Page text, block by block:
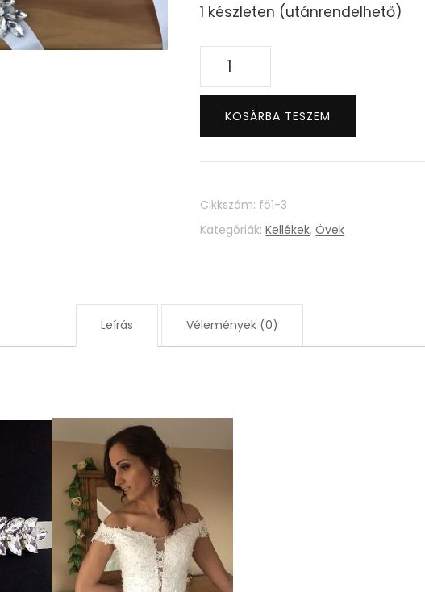
1 készleten (utánrendelhető)
Flower
öv
(hófehér)
mennyiség
KOSÁRBA TESZEM
Cikkszám: fö1-3
Kategóriák:Kellékek,Övek
Leírás Vélemények (0)